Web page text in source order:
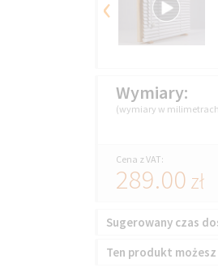
Wymiary:
(wymiary w
Cena z VAT:
289.00 zł
Sugerowany czas
Ten produkt